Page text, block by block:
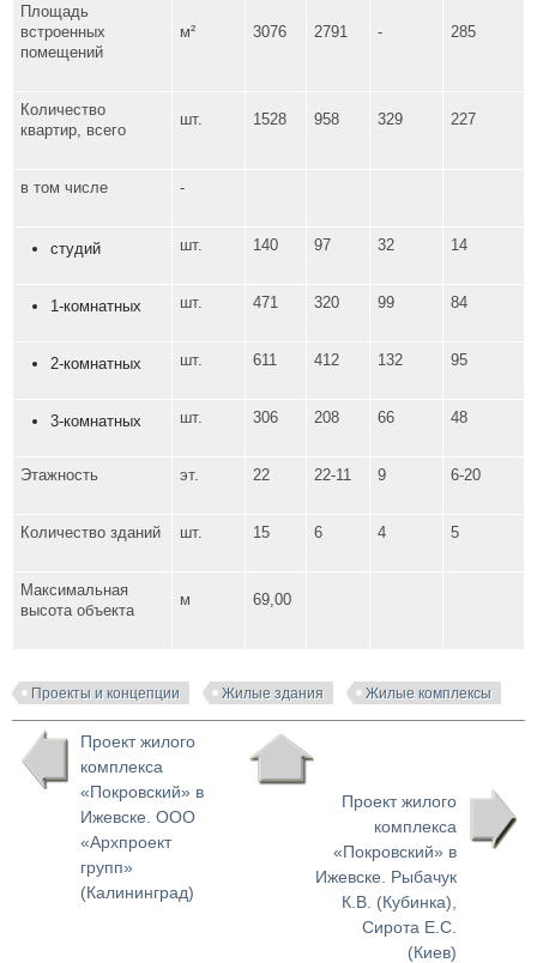
Площадь
встроенных
помещений
м² 3076 2791 - 285
Количество
квартир, всего
шт. 1528 958 329 227
в том числе -
студий шт. 140 97 32 14
1-комнатных шт. 471 320 99 84
2-комнатных шт. 611 412 132 95
3-комнатных шт. 306 208 66 48
Этажность эт. 22 22-11 9 6-20
Количество зданий шт. 15 6 4 5
Максимальная
высота объекта
м 69,00
Проекты и концепции Жилые здания Жилые комплексы
Проект жилого
комплекса
«Покровский» в
Ижевске. ООО
«Архпроект
групп»
(Калининград)
Проект жилого
комплекса
«Покровский» в
Ижевске. Рыбачук
К.В. (Кубинка),
Сирота Е.С.
(Киев)